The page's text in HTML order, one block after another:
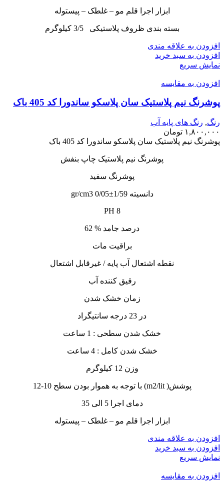
ابزار اجرا قلم مو – غلطک – پیستوله
بسته بندی ظروف پلاستیکی 3/5 کیلوگرم
افزودن به علاقه مندی
افزودن به سبد خرید
نمایش سریع
افزودن به مقایسه
پوشرنگ نیم پلاستیک سان پلاسکو ساندورا کد 405 باک
رنگ, رنگ‌ های پایه آب
۱,۸۰۰,۰۰۰ تومان
پوشرنگ نیم پلاستیک سان پلاسکو ساندورا کد 405 باک
پوشرنگ نیم پلاستیک چاپ بنفش
پوشرنگ سفید
دانسیته 1/59±0/05 gr/cm3
PH 8
درصد جامد % 62
براقیت مات
نقطه اشتعال آب پایه / غیرقابل اشتعال
رقیق کننده آب
زمان خشک شدن
در 23 درجه سانتیگراد
خشک شدن سطحی : 1 ساعت
خشک شدن کامل : 4 ساعت
وزن 12 کیلوگرم
پوشش( m2/lit) با توجه به هموار بودن سطح 10-12
دمای اجرا 5 الی 35
ابزار اجرا قلم مو – غلطک – پیستوله
افزودن به علاقه مندی
افزودن به سبد خرید
نمایش سریع
افزودن به مقایسه